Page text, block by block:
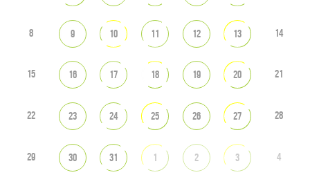
8 9 10 11 12 13 14
15 16 17 18 19 20 21
22 23 24 25 26 27 28
29 30 31 1 2 3 4